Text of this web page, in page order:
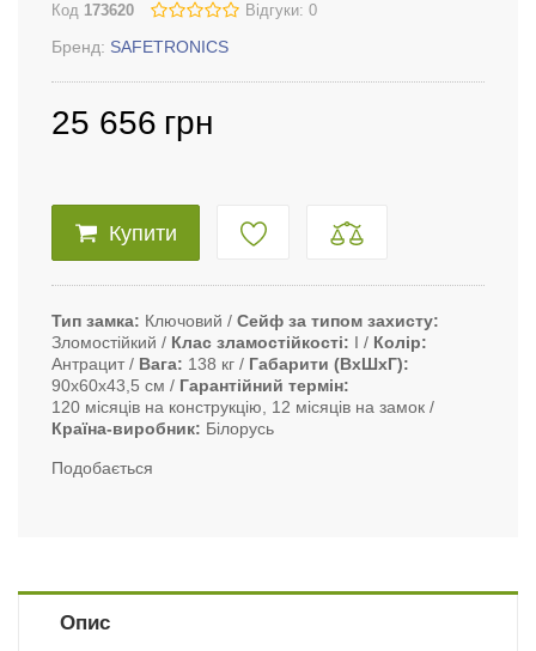
Код 173620 Відгуки: 0
Бренд: SAFETRONICS
25 656 грн
Купити
Тип замка Ключовий
Сейф за типом захисту
Зломостійкий
Клас зламостійкості I
Колір
Антрацит
Вага 138 кг
Габарити (ВxШxГ)
90х60х43,5 см
Гарантійний термін
120 місяців на конструкцію, 12 місяців на замок
Країна-виробник
Білорусь
Подобається
Опис